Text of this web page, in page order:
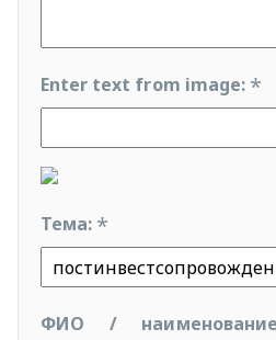
Enter text from image: *
Тема: *
ФИО / наименование